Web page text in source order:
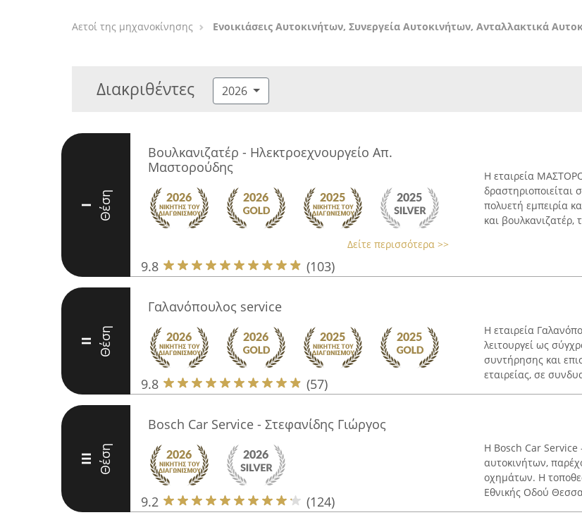
Αετοί της μηχανοκίνησης Ενοικιάσεις Αυτοκινήτων, Συνεργεία Αυτοκινήτων, Ανταλλακτικά
Διακριθέντες 2026
I Θέση
Βουλκανιζατέρ - Ηλεκτροεχνουργείο Απ.
Μαστορούδης
Δείτε περισσότερα >>
9.8 (103)
Η εταιρεία
δραστηριοποιείται
πολυετή εμπειρία
και βουλκανιζατέρ,
II Θέση
Γαλανόπουλος service
9.8 (57)
Η εταιρεία
λειτουργεί ως
συντήρησης και
εταιρείας, σε
III Θέση
Bosch Car Service - Στεφανίδης Γιώργος
9.2 (124)
Η Bosch Car Service
αυτοκινήτων,
οχημάτων. Η
Εθνικής Οδού